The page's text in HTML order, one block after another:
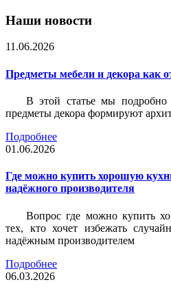
Наши новости
11.06.2026
Предметы мебели и декора как
В этой статье мы подробно
предметы декора формируют
Подробнее
01.06.2026
Где можно купить хорошую
надёжного производителя
Вопрос где можно купить
тех, кто хочет избежать
надёжным производителем
Подробнее
06.03.2026